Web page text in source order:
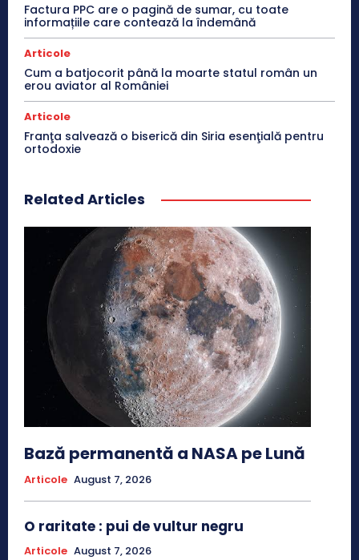
Factura PPC are o pagină de sumar, cu toate
informațiile care contează la îndemână
Articole
Cum a batjocorit până la moarte statul român un
erou aviator al României
Articole
Franţa salvează o biserică din Siria esenţială pentru
ortodoxie
Related Articles
Bază permanentă a NASA pe Lună
Articole August 7, 2026
O raritate : pui de vultur negru
Articole August 7, 2026